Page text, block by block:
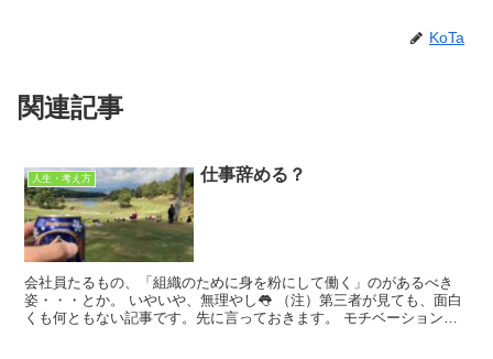
KoTa
関連記事
人生・考え方 仕事辞める？
会社員たるもの、「組織のために身を粉にして働く」のがあるべき
姿・・・とか。 いやいや、無理やし👅 （注）第三者が見ても、面白
くも何ともない記事です。先に言っておきます。 モチベーションの